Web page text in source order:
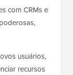
com CRMs e
usuários,
recursos